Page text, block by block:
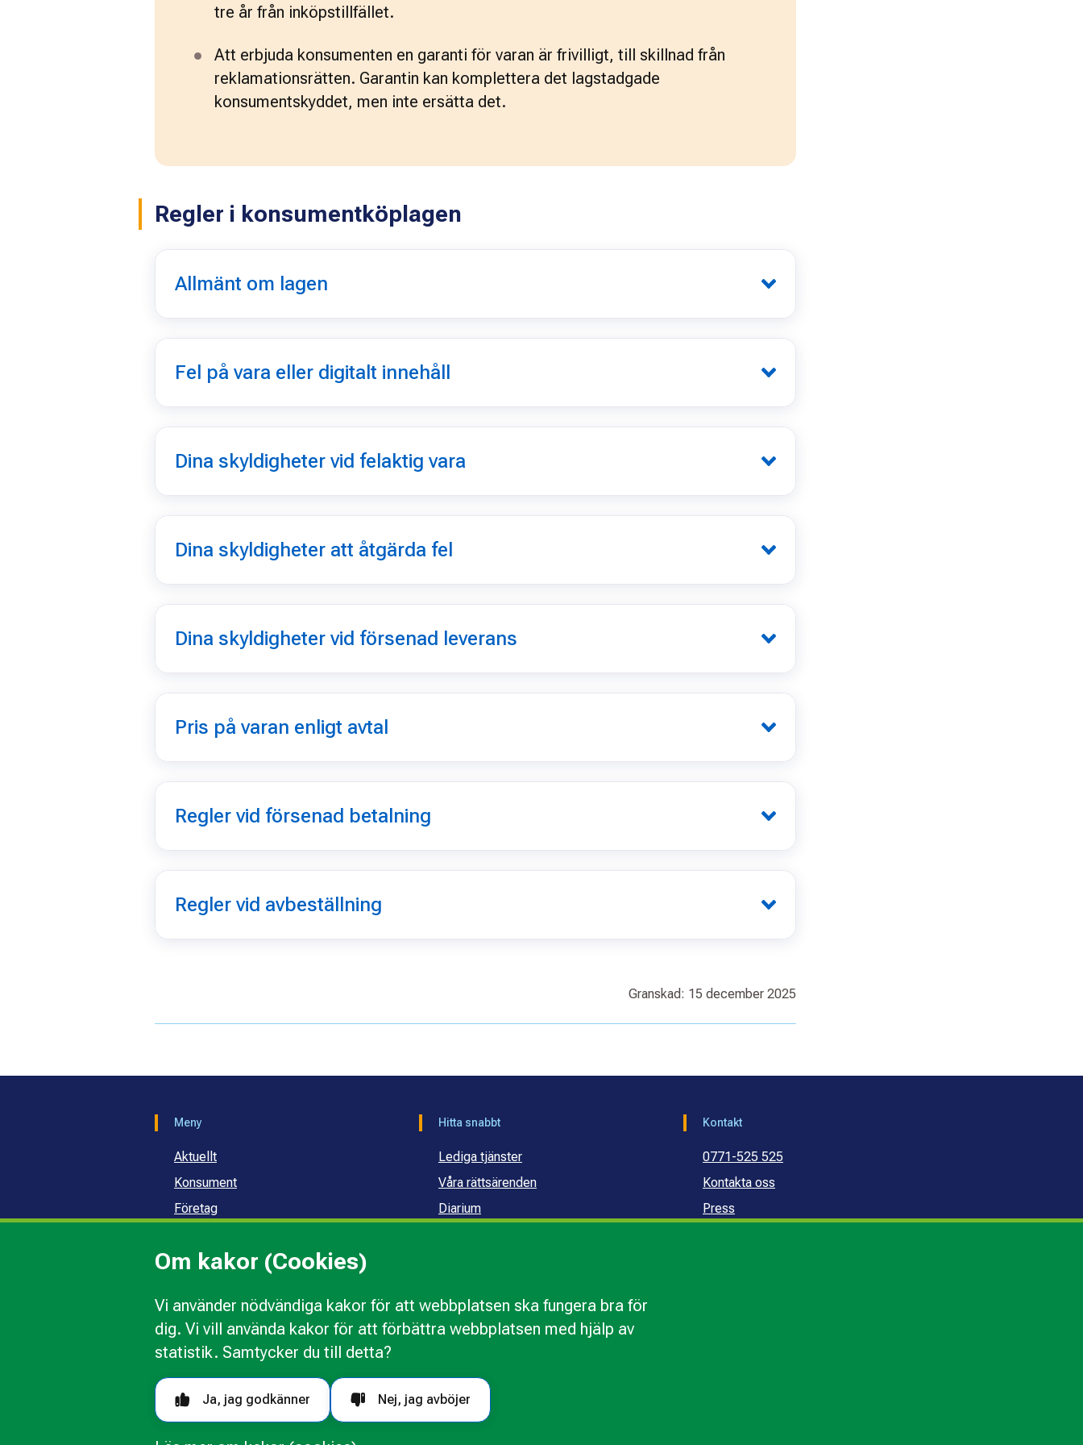
Om kakor (Cookies)
Vi använder nödvändiga kakor för att webbplatsen ska fungera bra för
dig. Vi vill använda kakor för att förbättra webbplatsen med hjälp av
statistik. Samtycker du till detta?
Ja, jag godkänner Nej, jag avböjer
tre år från inköpstillfället.
Att erbjuda konsumenten en garanti för varan är frivilligt, till skillnad från
reklamationsrätten. Garantin kan komplettera det lagstadgade
konsumentskyddet, men inte ersätta det.
Regler i konsumentköplagen
Allmänt om lagen
Fel på vara eller digitalt innehåll
Dina skyldigheter vid felaktig vara
Dina skyldigheter att åtgärda fel
Dina skyldigheter vid försenad leverans
Pris på varan enligt avtal
Regler vid försenad betalning
Regler vid avbeställning
Granskad: 15 december 2025
Meny
Aktuellt
Konsument
Företag
Om oss
Hitta snabbt
Lediga tjänster
Våra rättsärenden
Diarium
Kontakt
0771-525 525
Kontakta oss
Press
Kakor Behandling av personuppgifter
Följ oss i sociala medier